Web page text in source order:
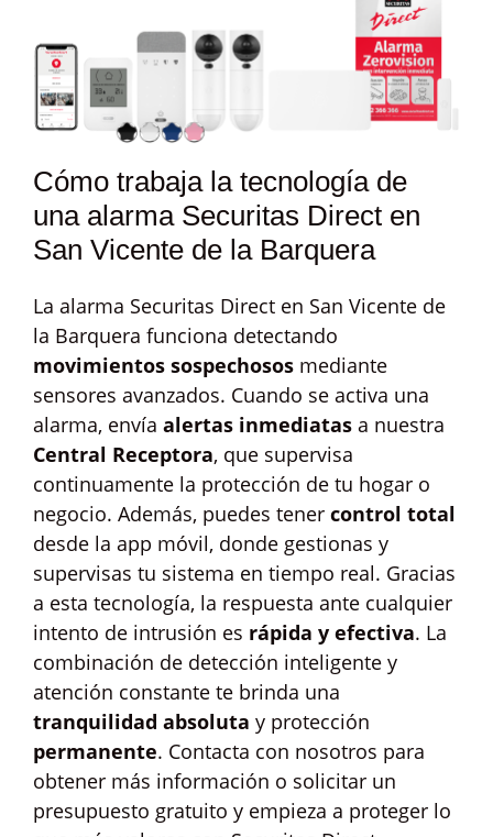
Cómo trabaja la tecnología de
una alarma Securitas Direct en
San Vicente de la Barquera
La alarma Securitas Direct en San Vicente de
la Barquera funciona detectando
movimientos sospechosos mediante
sensores avanzados. Cuando se activa una
alarma, envía alertas inmediatas a nuestra
Central Receptora, que supervisa
continuamente la protección de tu hogar o
negocio. Además, puedes tener control total
desde la app móvil, donde gestionas y
supervisas tu sistema en tiempo real. Gracias
a esta tecnología, la respuesta ante cualquier
intento de intrusión es rápida y efectiva. La
combinación de detección inteligente y
atención constante te brinda una
tranquilidad absoluta y protección
permanente. Contacta con nosotros para
obtener más información o solicitar un
presupuesto gratuito y empieza a proteger lo